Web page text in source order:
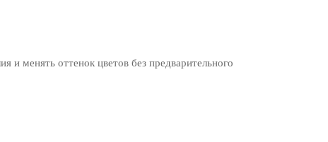
и менять оттенок цветов без предварительного